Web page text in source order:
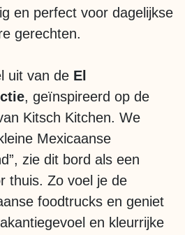
en perfect voor dagelijkse
gerechten.
uit van de El
, geïnspireerd op de
Kitsch Kitchen. We
Mexicaanse
zie dit bord als een
thuis. Zo voel je de
foodtrucks en geniet
en kleurrijke